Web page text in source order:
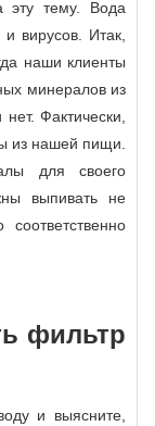
эту тему. Вода
вирусов. Итак,
наши клиенты
минералов из
Фактически,
из нашей пищи.
для своего
выпивать не
фильтр
и выясните,